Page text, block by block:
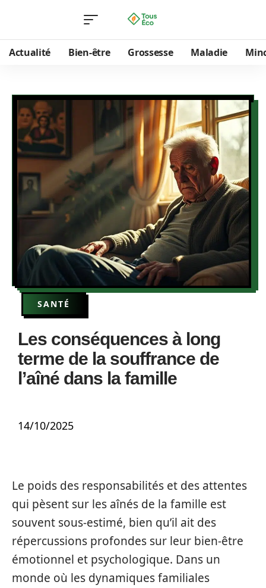
Actualité Bien-être Grossesse Maladie
SANTÉ
Les conséquences à long
terme de la souffrance de
l’aîné dans la famille
14/10/2025
Le poids des responsabilités et des attentes
qui pèsent sur les aînés de la famille est
souvent sous-estimé, bien qu’il ait des
répercussions profondes sur leur bien-être
émotionnel et psychologique. Dans un
monde où les dynamiques familiales